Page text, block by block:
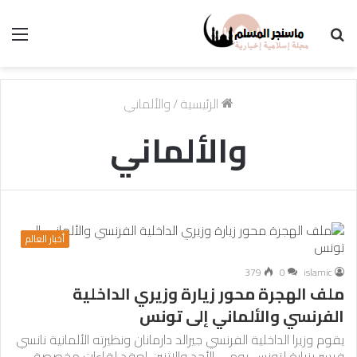
الرئيسية/والألماني
والألماني
أخبار العالم
islamic
0
379
ملف الهجرة محور زيارة وزيري الداخلية
الفرنسي والألماني إلى تونس
يقوم وزيرا الداخلية الفرنسي جيرالد دارمانان ونظيرته الألمانية نانسي